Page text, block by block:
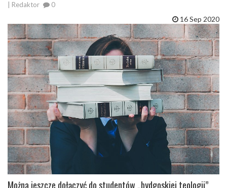
| Redaktor 0
16 Sep 2020
Można jeszcze dołączyć do studentów „bydgoskiej teologii”